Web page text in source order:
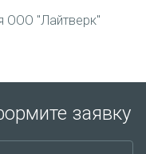
ООО "Лайтверк"
заявку